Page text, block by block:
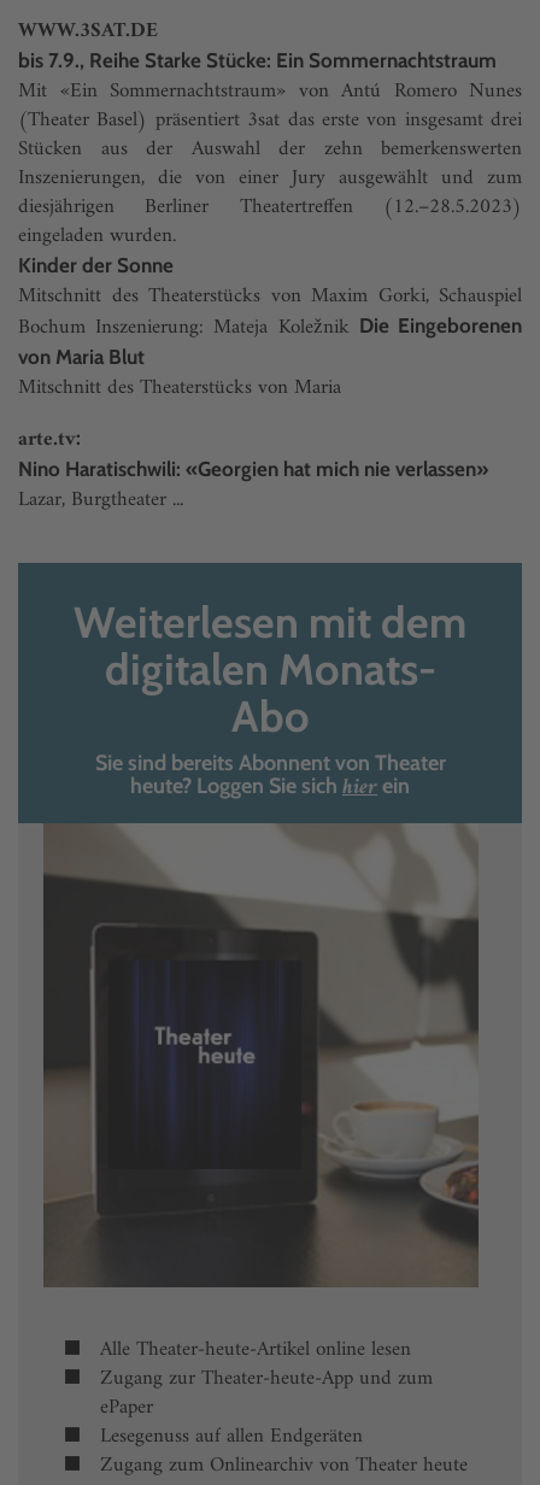
WWW.3SAT.DE
bis 7.9., Reihe Starke Stücke: Ein Sommernachtstraum
Mit «Ein Sommernachtstraum» von Antú Romero Nunes
(Theater Basel) präsentiert 3sat das erste von insgesamt drei
Stücken aus der Auswahl der zehn bemerkenswerten
Inszenierungen, die von einer Jury ausgewählt und zum
diesjährigen Berliner Theatertreffen (12.–28.5.2023)
eingeladen wurden.
Kinder der Sonne
Mitschnitt des Theaterstücks von Maxim Gorki, Schauspiel
Bochum Inszenierung: Mateja Koležnik Die Eingeborenen
von Maria Blut
Mitschnitt des Theaterstücks von Maria
arte.tv:
Nino Haratischwili: «Georgien hat mich nie verlassen»
Lazar, Burgtheater ...
Weiterlesen mit dem
digitalen Monats-
Abo
Sie sind bereits Abonnent von Theater
heute? Loggen Sie sich hierein
Alle Theater-heute-Artikel online lesen
Zugang zur Theater-heute-App und zum
ePaper
Lesegenuss auf allen Endgeräten
Zugang zum Onlinearchiv von Theater heute